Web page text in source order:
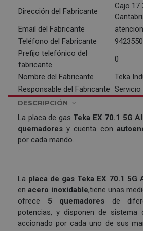
Dirección del Fabricante
Cajo 17
Email del Fabricante
Teléfono del Fabricante
Prefijo telefónico del
fabricante
0
Nombre del Fabricante
Teka
Responsable del Fabricante
DESCRIPCIÓN
La placa de gas Teka EX 70.1 5G
quemadores y cuenta con
por cada mando.
La placa de gas Teka EX 70.1 5G
en acero inoxidable,tiene unas
ofrece 5 quemadores de
potencias, y disponen de sistema
accionado por cada uno de sus